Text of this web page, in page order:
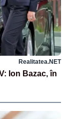
Realitatea.NET
Ion Bazac, în